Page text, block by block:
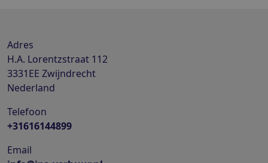
Adres
H.A. Lorentzstraat 112
3331EE Zwijndrecht
Nederland
Telefoon
+31616144899
Email